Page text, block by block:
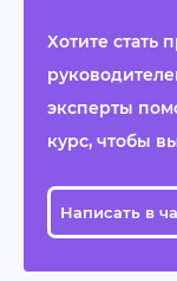
Хотите стать
эксперты
курс, чтобы
Написать в